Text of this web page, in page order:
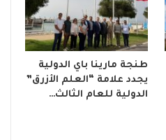
طنجة مارينا باي الدولية
يجدد علامة “العلم الأزرق”
الدولية للعام الثالث…